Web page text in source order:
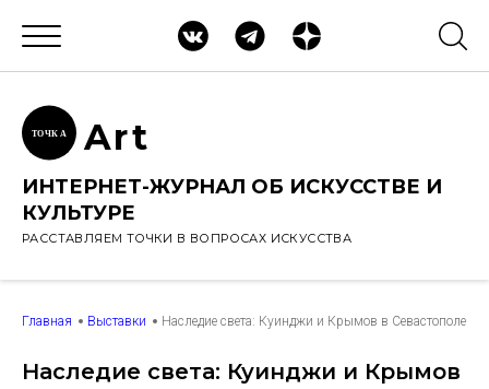
ТОЧК А Art
ИНТЕРНЕТ-ЖУРНАЛ ОБ ИСКУССТВЕ И
КУЛЬТУРЕ
РАССТАВЛЯЕМ ТОЧКИ В ВОПРОСАХ ИСКУССТВА
Главная Выставки Наследие света: Куинджи и Крымов в Севастополе
Наследие света: Куинджи и Крымов